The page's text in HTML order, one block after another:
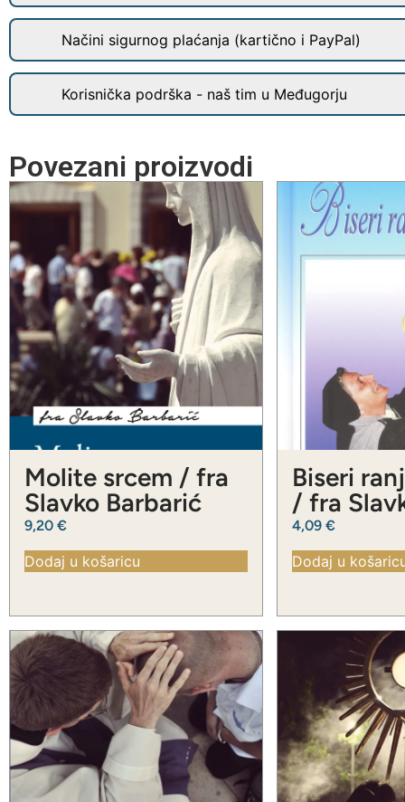
Načini sigurnog plaćanja (kartično i PayPal)
Korisnička podrška - naš tim u Međugorju
Povezani proizvodi
Molite srcem / fra
Slavko Barbarić
9,20 €
Dodaj u košaricu
Biseri
/ fra
Barbarić
4,09 €
Dodaj u